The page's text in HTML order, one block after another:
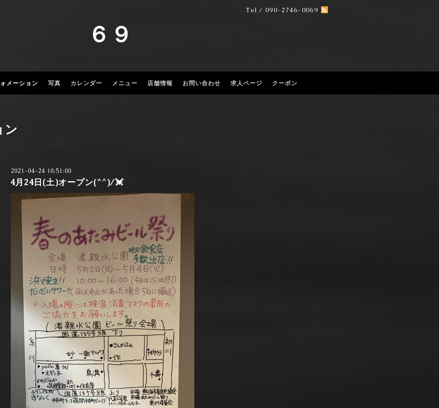
Tel / 090-2746-0069
６９
メーション 写真 カレンダー メニュー 店舗情報 お問い合わせ 求人ページ クーポン
ン
2021-04-24 18:51:00
4月24日(土)オープン(^^)/💓